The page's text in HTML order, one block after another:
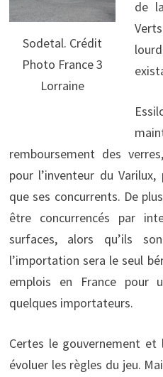
Sodetal. Crédit
Photo France 3
Lorraine
de
remboursement des
pour l’inventeur du
que ses concurrents. De
être concurrencés par
surfaces, alors qu’ils
l’importation sera le seul
emplois en France pour
quelques importateurs.
Certes le gouvernement
évoluer les règles du jeu.